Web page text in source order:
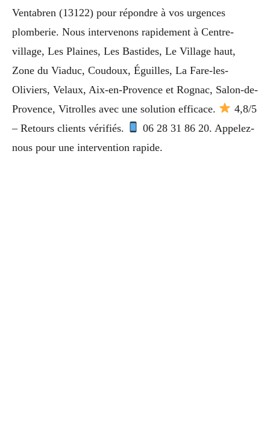
Ventabren (13122) pour répondre à vos urgences
plomberie. Nous intervenons rapidement à Centre-
village, Les Plaines, Les Bastides, Le Village haut,
Zone du Viaduc, Coudoux, Éguilles, La Fare-les-
Oliviers, Velaux, Aix-en-Provence et Rognac, Salon-de-
Provence, Vitrolles avec une solution efficace.
4,8/5
– Retours clients vérifiés.
06 28 31 86 20. Appelez-
nous pour une intervention rapide.